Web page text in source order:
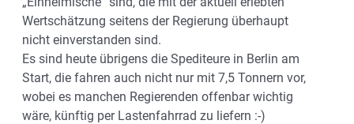
Wertschätzung seitens der Regierung überhaupt
nicht einverstanden sind.
Es sind heute übrigens die Spediteure in Berlin am
Start, die fahren auch nicht nur mit 7,5 Tonnern vor,
wobei es manchen Regierenden offenbar wichtig
wäre, künftig per Lastenfahrrad zu liefern :-)